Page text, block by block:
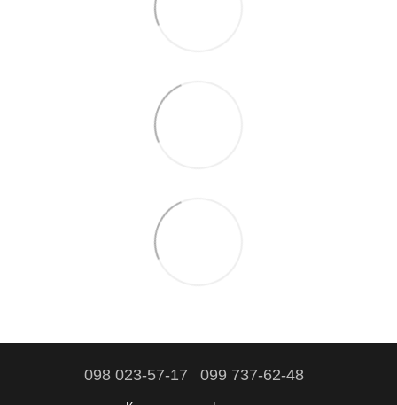
098 023-57-17 099 737-62-48